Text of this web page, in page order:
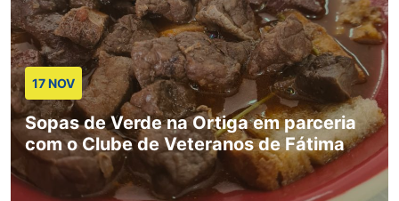
17 NOV
Sopas de Verde na Ortiga em parceria
com o Clube de Veteranos de Fátima